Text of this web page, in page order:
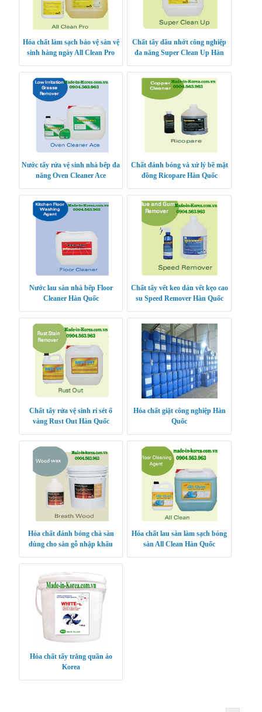
Hóa chất làm sạch bảo vệ sàn vệ
sinh hàng ngày All Clean Pro
Chất tẩy dầu nhớt công nghiệp
đa năng Super Clean Up Hàn
Nước tẩy rửa vệ sinh nhà bếp đa
năng Oven Cleaner Ace
Chất đánh bóng và xử lý bề mặt
đồng Ricopare Hàn Quốc
Nước lau sàn nhà bếp Floor
Cleaner Hàn Quốc
Chất tẩy vết keo dán vết kẹo cao
su Speed Remover Hàn Quốc
Chất tẩy rửa vệ sinh rỉ sét ố
vàng Rust Out Hàn Quốc
Hóa chất giặt công nghiệp Hàn
Quốc
Hóa chất đánh bóng chà sàn
dùng cho sàn gỗ nhập khẩu
Hóa chất lau sàn làm sạch bóng
sàn All Clean Hàn Quốc
Hóa chất tẩy trắng quần áo
Korea